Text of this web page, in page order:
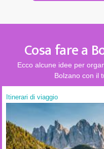
Cosa fare a
Ecco alcune idee per
Bolzano con il
Itinerari di viaggio